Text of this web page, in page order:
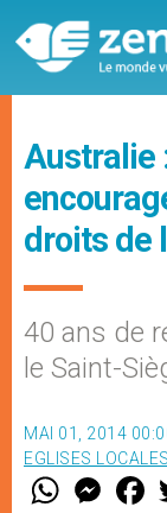
Australie
droits de
40 ans de
le Saint-
MAI 01, 2014
EGLISES LOCALES
W M
e
F
a